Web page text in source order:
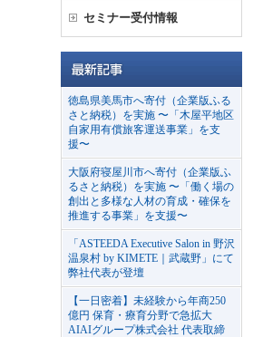
セミナー受付情報
徳島県美馬市へ寄付（企業版ふる
さと納税）を実施 〜「木屋平地区
自家用有償旅客運送事業」を支
援〜
大阪府寝屋川市へ寄付（企業版ふ
るさと納税）を実施 〜「働く場の
創出と多様な人材の育成・確保を
推進する事業」を支援〜
「ASTEEDA Executive Salon in 野沢
温泉村 by KIMETE｜武蔵野」にて
弊社代表が登壇
【一日密着】未経験から年商250
億円 保育・療育分野で急拡大
AIAIグループ株式会社 代表取締